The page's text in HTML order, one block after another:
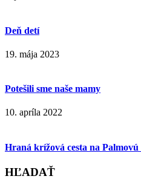
Deň detí
19. mája 2023
Potešili sme naše mamy
10. apríla 2022
Hraná krížová cesta na
HĽADAŤ